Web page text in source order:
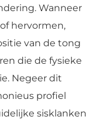
Wanneer
hervormen,
van de tong
die de fysieke
Negeer dit
profiel
sisklanken